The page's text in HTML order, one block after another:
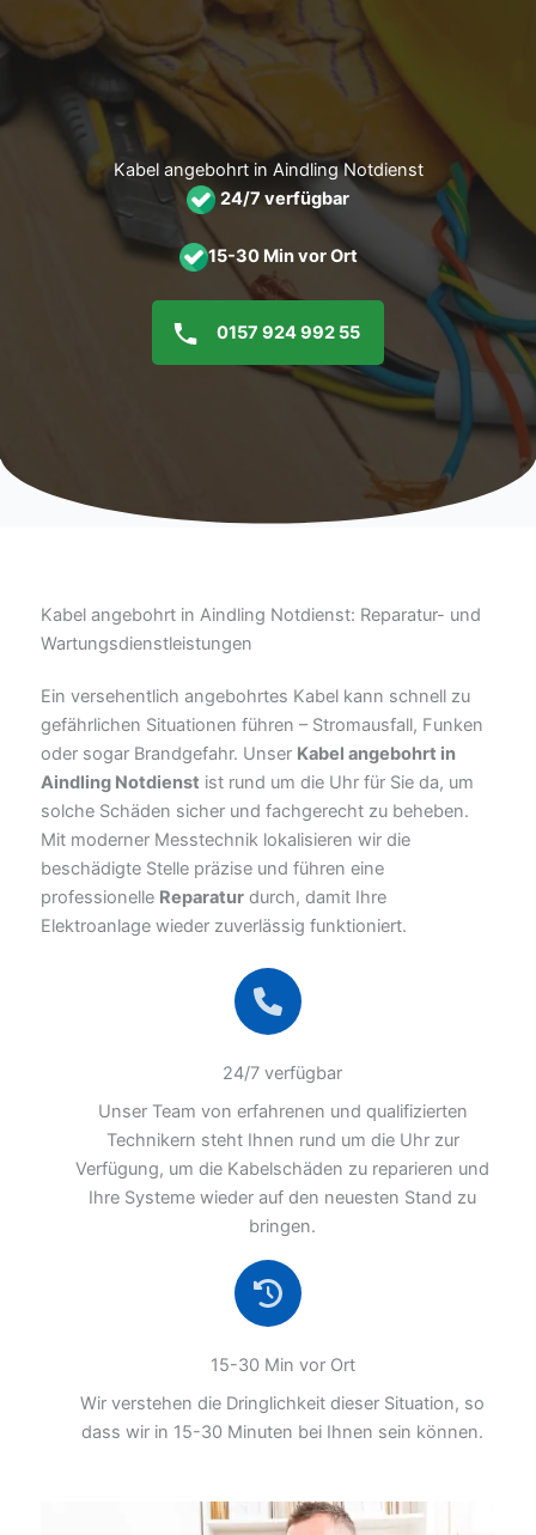
Inhalt
Kabel angebohrt in Aindling Notdienst
24/7 verfügbar
15-30 Min vor Ort
0157 924 992 55
Kabel angebohrt in Aindling Notdienst: Reparatur- und
Wartungsdienstleistungen
Ein versehentlich angebohrtes Kabel kann schnell zu
gefährlichen Situationen führen – Stromausfall, Funken
oder sogar Brandgefahr. Unser Kabel angebohrt in
Aindling Notdienst ist rund um die Uhr für Sie da, um
solche Schäden sicher und fachgerecht zu beheben.
Mit moderner Messtechnik lokalisieren wir die
beschädigte Stelle präzise und führen eine
professionelle Reparatur durch, damit Ihre
Elektroanlage wieder zuverlässig funktioniert.
24/7 verfügbar
Unser Team von erfahrenen und qualifizierten
Technikern steht Ihnen rund um die Uhr zur
Verfügung, um die Kabelschäden zu reparieren und
Ihre Systeme wieder auf den neuesten Stand zu
bringen.
15-30 Min vor Ort
Wir verstehen die Dringlichkeit dieser Situation, so
dass wir in 15-30 Minuten bei Ihnen sein können.